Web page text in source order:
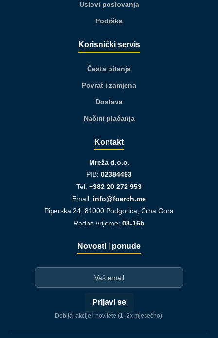
Uslovi poslovanja
Podrška
Korisnički servis
Česta pitanja
Povrat i zamjena
Dostava
Načini plaćanja
Kontakt
Mreža d.o.o.
PIB: 02384493
Tel: +382 20 272 953
Email: info@foerch.me
Piperska 24, 81000 Podgorica, Crna Gora
Radno vrijeme: 08-16h
Novosti i ponude
Prijavi se
Dobijaj akcije i novitete (1–2x mjesečno).